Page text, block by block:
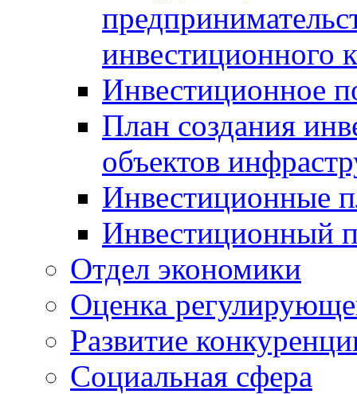
инвестиционного
Инвестиционное
План создания
объектов
Инвестиционные
Инвестиционный
Отдел экономики
Оценка
Развитие
Социальная сфера